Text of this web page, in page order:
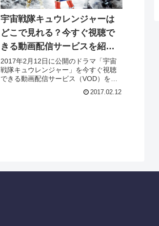
宇宙戦隊キュウレンジャーは
どこで見れる？今すぐ視聴で
きる動画配信サービスを紹
介！
2017年2月12日に公開のドラマ「宇宙
戦隊キュウレンジャー」を今すぐ視聴
できる動画配信サービス（VOD）を徹
スタッフ、主題歌の情報はもちろん、
2017.02.12